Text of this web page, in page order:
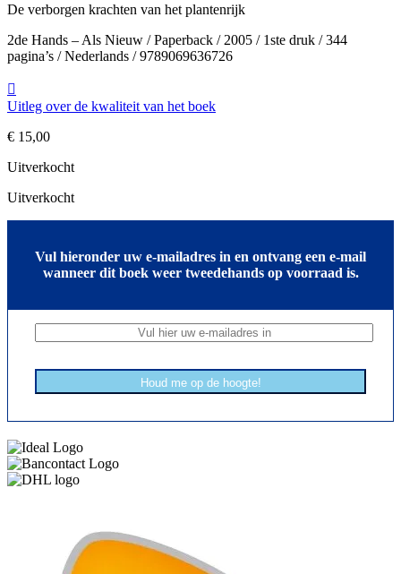
De verborgen krachten van het plantenrijk
2de Hands – Als Nieuw / Paperback / 2005 / 1ste druk / 344
pagina’s / Nederlands / 9789069636726
Uitleg over de kwaliteit van het boek
€ 15,00
Uitverkocht
Uitverkocht
Vul hieronder uw e-mailadres in en ontvang een e-mail
wanneer dit boek weer tweedehands op voorraad is.
Houd me op de hoogte!